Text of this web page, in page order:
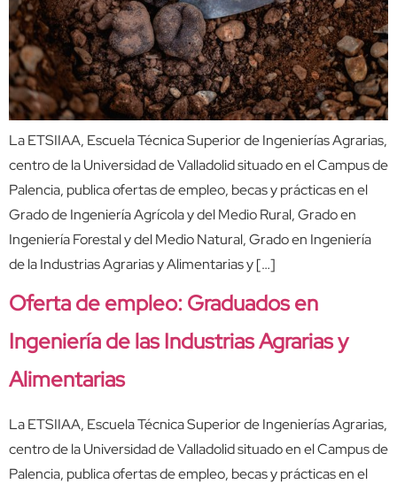
La ETSIIAA, Escuela Técnica Superior de Ingenierías Agrarias,
centro de la Universidad de Valladolid situado en el Campus de
Palencia, publica ofertas de empleo, becas y prácticas en el
Grado de Ingeniería Agrícola y del Medio Rural, Grado en
Ingeniería Forestal y del Medio Natural, Grado en Ingeniería
de la Industrias Agrarias y Alimentarias y […]
Oferta de empleo: Graduados en
Ingeniería de las Industrias Agrarias y
Alimentarias
La ETSIIAA, Escuela Técnica Superior de Ingenierías Agrarias,
centro de la Universidad de Valladolid situado en el Campus de
Palencia, publica ofertas de empleo, becas y prácticas en el